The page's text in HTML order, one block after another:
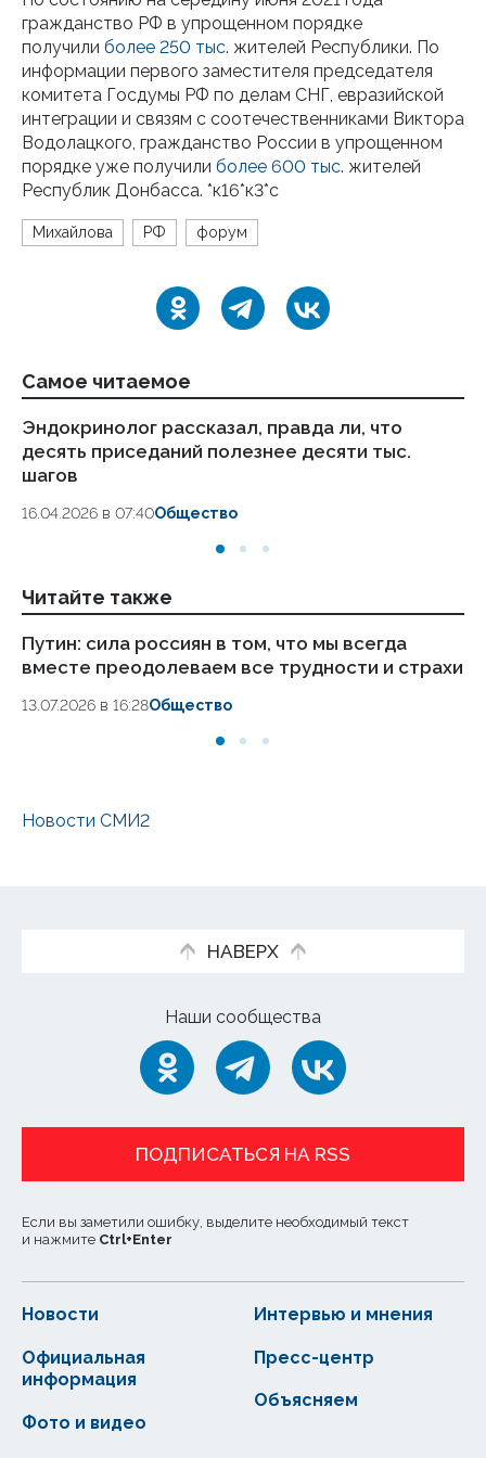
гражданство РФ в упрощенном порядке
получили более 250 тыс. жителей Республики. По
информации первого заместителя председателя
комитета Госдумы РФ по делам СНГ, евразийской
интеграции и связям с соотечественниками Виктора
Водолацкого, гражданство России в упрощенном
порядке уже получили более 600 тыс. жителей
Республик Донбасса. *к16*к3*с
Михайлова РФ форум
Самое читаемое
Эндокринолог рассказал, правда ли, что
десять приседаний полезнее десяти тыс.
шагов
16.04.2026 в 07:40Общество
Читайте также
Путин: сила россиян в том, что мы всегда
вместе преодолеваем все трудности и страхи
13.07.2026 в 16:28Общество
Новости СМИ2
НАВЕРХ
Наши сообщества
ПОДПИСАТЬСЯ НА RSS
Если вы заметили ошибку, выделите необходимый текст
и нажмите Ctrl+Enter
Новости
Официальная
информация
Интервью и мнения
Фото и видео
Пресс-центр
Объясняем